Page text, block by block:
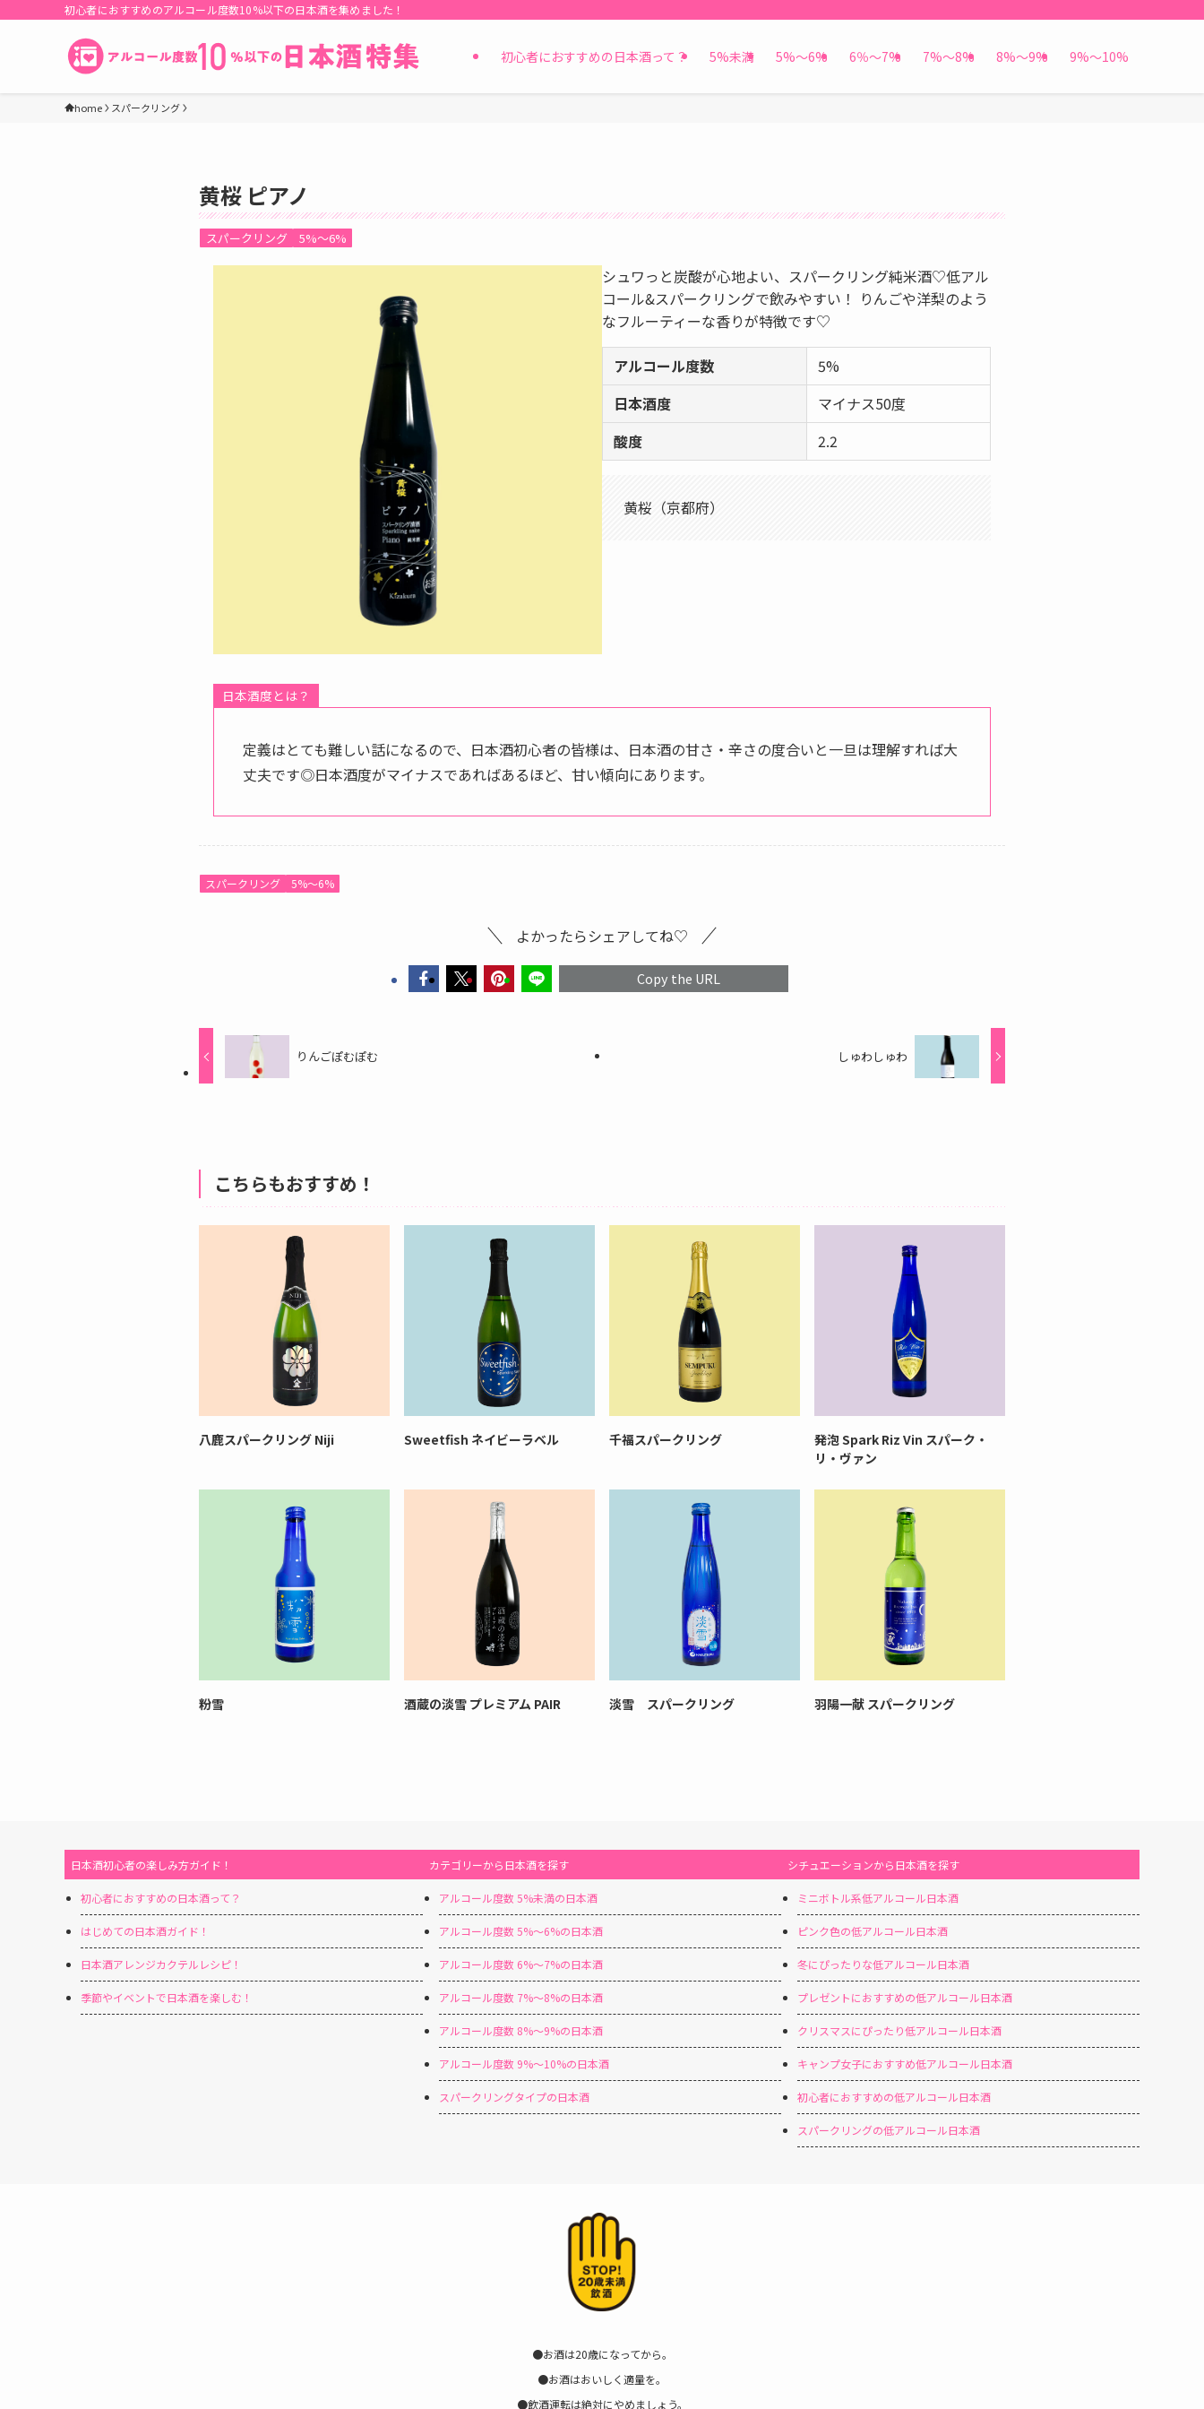
初心者におすすめのアルコール度数10%以下の日本酒を集めました！
初心者におすすめの日本酒って？ 5%未満 5%〜6% 6％〜7% 7%〜8% 8%〜9% 9%〜10%
home スパークリング
黄桜 ピアノ
スパークリング 5%〜6%
シュワっと炭酸が心地よい、スパークリング純米酒♡低アル
コール&スパークリングで飲みやすい！ りんごや洋梨のよう
なフルーティーな香りが特徴です♡
アルコール度数
5%
日本酒度
マイナス50度
酸度
2.2
黄桜（京都府）
日本酒度とは？
定義はとても難しい話になるので、日本酒初心者の皆様は、日本酒の甘さ・辛さの度合いと一旦は理解すれば大
丈夫です◎日本酒度がマイナスであればあるほど、甘い傾向にあります。
スパークリング 5%〜6%
よかったらシェアしてね♡
Copy the URL
りんごぽむぽむ しゅわしゅわ
こちらもおすすめ！
八鹿スパークリング Niji Sweetfish ネイビーラベル 千福スパークリング
発泡 Spark Riz Vin スパーク・
リ・ヴァン
粉雪 酒蔵の淡雪 プレミアム PAIR 淡雪 スパークリング 羽陽一献 スパークリング
日本酒初心者の楽しみ方ガイド！
初心者におすすめの日本酒って？
はじめての日本酒ガイド！
日本酒アレンジカクテルレシピ！
季節やイベントで日本酒を楽しむ！
カテゴリーから日本酒を探す
アルコール度数 5%未満の日本酒
アルコール度数 5%〜6%の日本酒
アルコール度数 6%〜7%の日本酒
アルコール度数 7%〜8%の日本酒
アルコール度数 8%〜9%の日本酒
アルコール度数 9%〜10%の日本酒
スパークリングタイプの日本酒
シチュエーションから日本酒を探す
ミニボトル系低アルコール日本酒
ピンク色の低アルコール日本酒
冬にぴったりな低アルコール日本酒
プレゼントにおすすめの低アルコール日本酒
クリスマスにぴったり低アルコール日本酒
キャンプ女子におすすめ低アルコール日本酒
初心者におすすめの低アルコール日本酒
スパークリングの低アルコール日本酒
●お酒は20歳になってから。
●お酒はおいしく適量を。
●飲酒運転は絶対にやめましょう。